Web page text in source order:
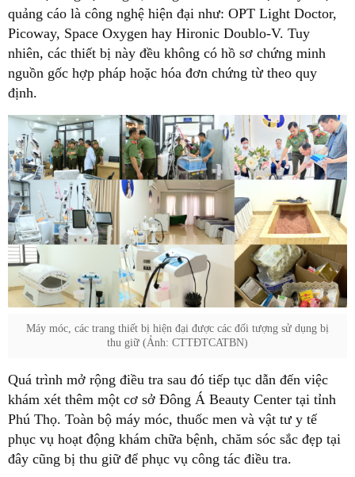
quảng cáo là công nghệ hiện đại như: OPT Light Doctor,
Picoway, Space Oxygen hay Hironic Doublo-V. Tuy
nhiên, các thiết bị này đều không có hồ sơ chứng minh
nguồn gốc hợp pháp hoặc hóa đơn chứng từ theo quy
định.
Máy móc, các trang thiết bị hiện đại được các đối tượng sử dụng bị
thu giữ (Ảnh: CTTĐTCATBN)
Quá trình mở rộng điều tra sau đó tiếp tục dẫn đến việc
khám xét thêm một cơ sở Đông Á Beauty Center tại tỉnh
Phú Thọ. Toàn bộ máy móc, thuốc men và vật tư y tế
phục vụ hoạt động khám chữa bệnh, chăm sóc sắc đẹp tại
đây cũng bị thu giữ để phục vụ công tác điều tra.